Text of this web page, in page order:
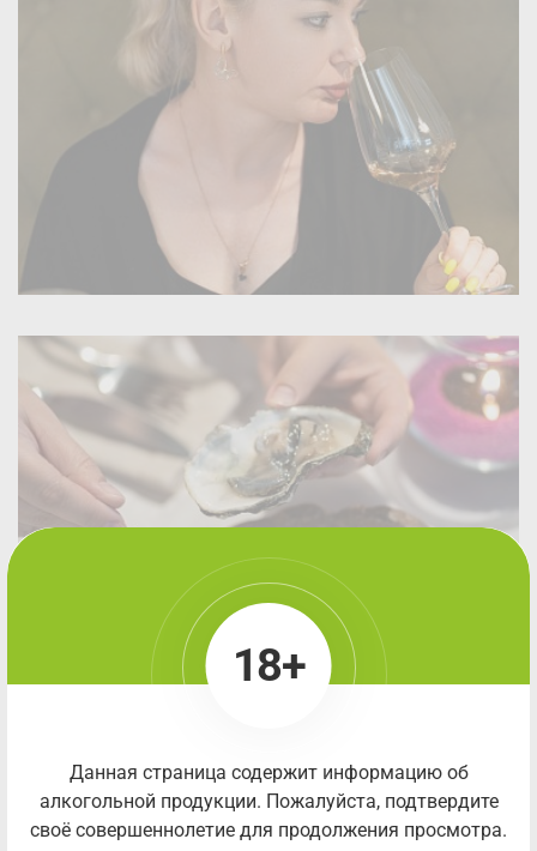
18+
Данная страница содержит информацию об
алкогольной продукции. Пожалуйста, подтвердите
своё совершеннолетие для продолжения просмотра.